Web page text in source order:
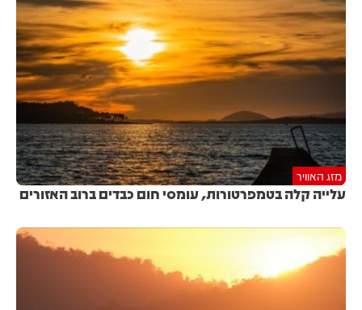
מזג האוויר
עלייה קלה בטמפרטורות, עומסי חום כבדים ברוב האזורים